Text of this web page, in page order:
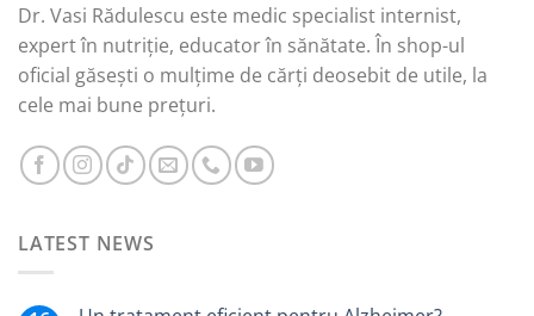
Dr. Vasi Rădulescu este medic specialist internist,
expert în nutriție, educator în sănătate. În shop-ul
oficial găsești o mulțime de cărți deosebit de utile, la
cele mai bune prețuri.
LATEST NEWS